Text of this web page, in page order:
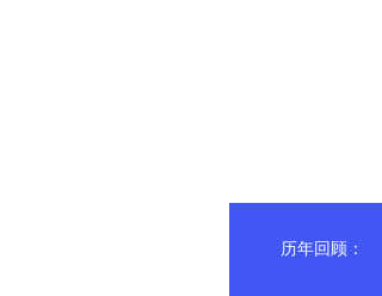
历年回顾：